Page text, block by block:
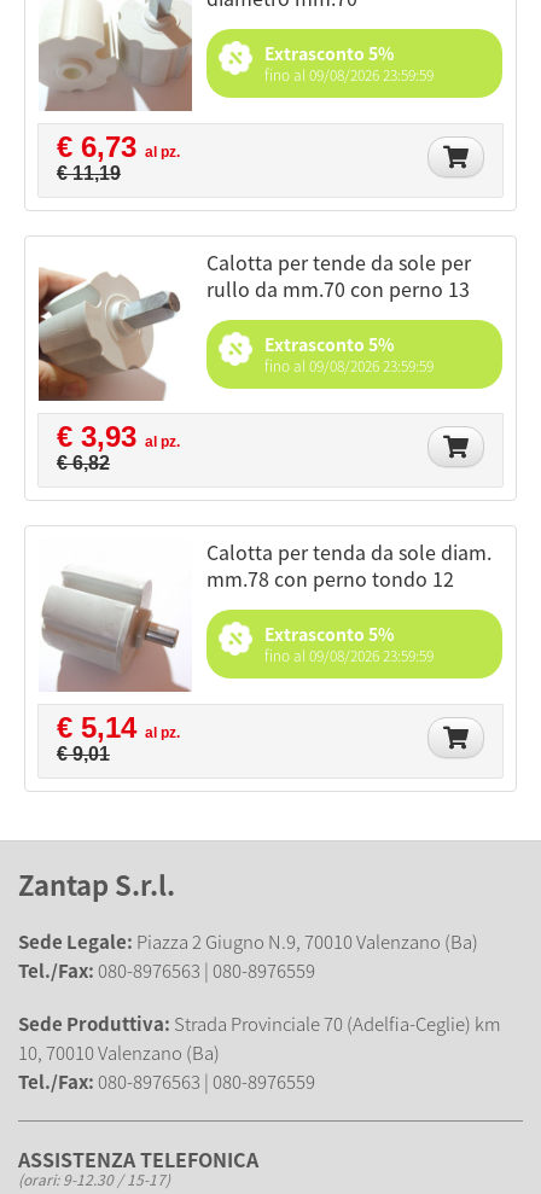
Extrasconto 5%
fino al 09/08/2026 23:59:59
€ 6,73 al pz.
€ 11,19
calotta per tende da sole per
rullo da mm.70 con perno 13
Extrasconto 5%
fino al 09/08/2026 23:59:59
€ 3,93 al pz.
€ 6,82
calotta per tenda da sole diam.
mm.78 con perno tondo 12
Extrasconto 5%
fino al 09/08/2026 23:59:59
€ 5,14 al pz.
€ 9,01
Zantap S.r.l.
Sede Legale: Piazza 2 Giugno N.9, 70010 Valenzano (Ba)
Tel./Fax:080-8976563 | 080-8976559
Sede Produttiva: Strada Provinciale 70 (Adelfia-Ceglie) km
10, 70010 Valenzano (Ba)
Tel./Fax:080-8976563 | 080-8976559
ASSISTENZA TELEFONICA
(orari: 9-12.30 / 15-17)